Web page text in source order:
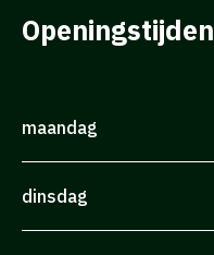
Openingstijden
maandag
dinsdag